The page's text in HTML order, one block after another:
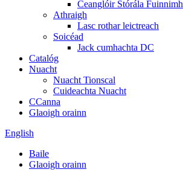
Ceanglóir Stórála Fuinnimh
Athraigh
Lasc rothar leictreach
Soicéad
Jack cumhachta DC
Catalóg
Nuacht
Nuacht Tionscal
Cuideachta Nuacht
CCanna
Glaoigh orainn
English
Baile
Glaoigh orainn